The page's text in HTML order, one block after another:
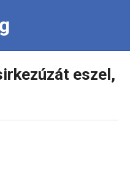
eszel,